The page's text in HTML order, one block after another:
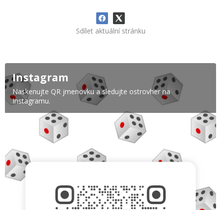
Sdílet aktuální stránku
Instagram
Naskenujte QR jmenovku a sledujte ostrovher na
Instagramu.